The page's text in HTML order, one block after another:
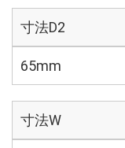
寸法D2
65mm
寸法W